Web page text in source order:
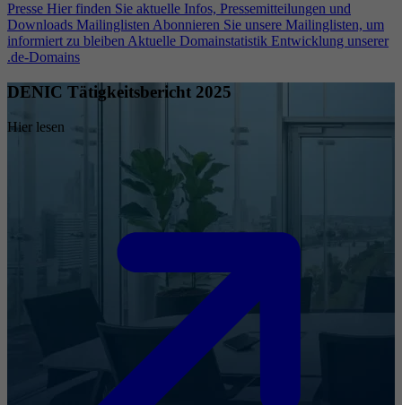
Presse Hier finden Sie aktuelle Infos, Pressemitteilungen und
Downloads Mailinglisten Abonnieren Sie unsere Mailinglisten, um
informiert zu bleiben Aktuelle Domainstatistik Entwicklung unserer
.de-Domains
DENIC Tätigkeitsbericht 2025
Hier lesen